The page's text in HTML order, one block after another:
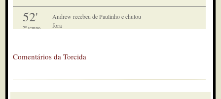
52'
2º tempo
Andrew recebeu de Paulinho e chutou
fora
2º tempo
2º tempo
Passarelli fez outra defesa em cima da
Comentários da Torcida